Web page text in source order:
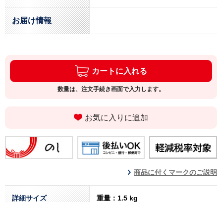
お届け情報
カートに入れる
数量は、注文手続き画面で入力します。
お気に入りに追加
商品に付くマークのご説明
詳細サイズ 重量：1.5 kg